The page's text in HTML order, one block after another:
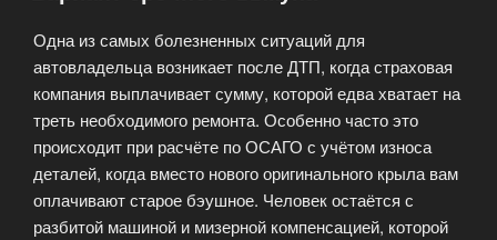
а
не
вкладываться
в
восстановление?»
Одна из самых болезненных ситуаций для
автовладельца возникает после ДТП, когда страховая
компания выплачивает сумму, которой едва хватает на
треть необходимого ремонта. Особенно часто это
происходит при расчёте по ОСАГО с учётом износа
деталей, когда вместо нового оригинального крыла вам
оплачивают старое бэушное. Человек остаётся с
разбитой машиной и мизерной компенсацией, которой